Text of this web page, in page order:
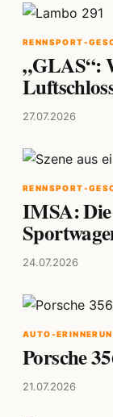
RENNSPORT-
„GLAS“:
27.07.2026
RENNSPORT-
IMSA:
24.07.2026
AUTO-
Porsche
21.07.2026